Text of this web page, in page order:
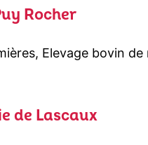
Rocher
Elevage bovin de
de Lascaux